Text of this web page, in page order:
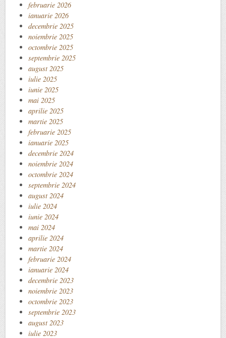
februarie 2026
ianuarie 2026
decembrie 2025
noiembrie 2025
octombrie 2025
septembrie 2025
august 2025
iulie 2025
iunie 2025
mai 2025
aprilie 2025
martie 2025
februarie 2025
ianuarie 2025
decembrie 2024
noiembrie 2024
octombrie 2024
septembrie 2024
august 2024
iulie 2024
iunie 2024
mai 2024
aprilie 2024
martie 2024
februarie 2024
ianuarie 2024
decembrie 2023
noiembrie 2023
octombrie 2023
septembrie 2023
august 2023
iulie 2023